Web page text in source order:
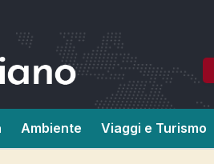
Ambiente Viaggi e Turismo